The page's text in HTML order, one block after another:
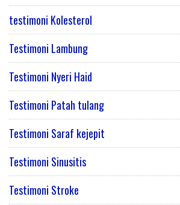
testimoni Kolesterol
Testimoni Lambung
Testimoni Nyeri Haid
Testimoni Patah tulang
Testimoni Saraf kejepit
Testimoni Sinusitis
Testimoni Stroke